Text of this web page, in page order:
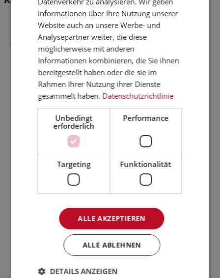
2025
Dezember
Juni
März
2024
November
Mai
März
August
2022
März
September
2020
Oktober
Februar
November
Juni
Informationen über Ihre Nutzung unserer
Website auch an unsere Werbe- und
Analysepartner weiter, die diese
möglicherweise mit anderen
Informationen kombinieren, die Sie ihnen
bereitgestellt haben oder die sie im
Rahmen Ihrer Nutzung ihrer Dienste
gesammelt haben. Datenschutzrichtlinie
Unbedingt
erforderlich
Performance
Targeting Funktionalität
ALLE AKZEPTIEREN
ALLE ABLEHNEN
DETAILS ANZEIGEN